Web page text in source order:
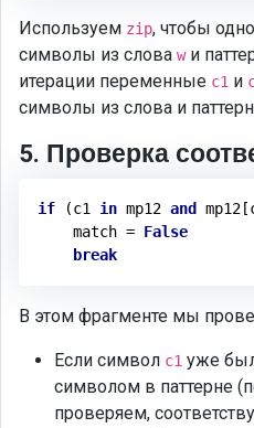
Используем zip, чтобы
символы из слова wи
итерации переменные c1 и
символы из слова и
5. Проверка
if (c1 in mp12 and
    match =
False
break
В этом фрагменте мы
Если символ c1 уже
символом в паттерне
проверяем,